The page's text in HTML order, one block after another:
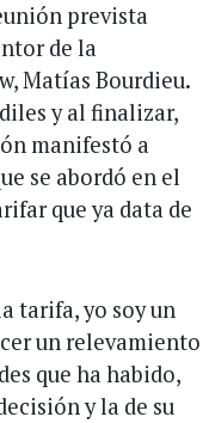
prevista
de la
Matías Bourdieu.
y al finalizar,
manifestó a
se abordó en el
que ya data de
tarifa, yo soy un
un relevamiento
que ha habido,
y la de su